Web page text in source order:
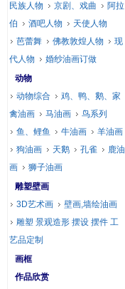
民族人物
京剧、戏曲
阿拉
伯
酒吧人物
天使人物
芭蕾舞
佛教敦煌人物
现
代人物
婚纱油画订做
动物
动物综合
鸡、鸭、鹅、家
禽油画
马油画
鸟系列
鱼、鲤鱼
牛油画
羊油画
狗油画
天鹅 孔雀
鹿油
画
狮子油画
雕塑壁画
3D艺术画
壁画,墙绘油画
雕塑 景观造形 摆设 摆件 工
艺品定制
画框
作品欣赏